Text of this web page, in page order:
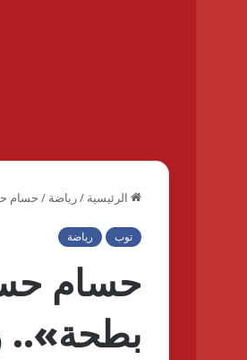
الرئيسية /رياضة / حسام
توب رياضة
حسام
بطحة»..